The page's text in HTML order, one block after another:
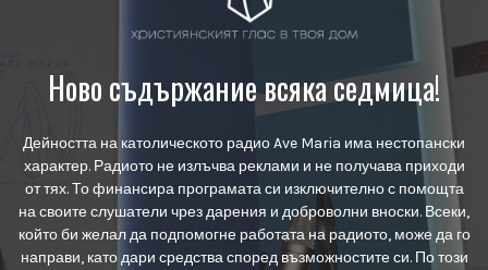
Ново съдържание всяка седмица!
Дейността на католическото радио Ave Maria има нестопански
характер. Радиото не излъчва реклами и не получава приходи
от тях. То финансира програмата си изключително с помощта
на своите слушатели чрез дарения и доброволни вноски. Всеки,
който би желал да подпомогне работата на радиото, може да го
направи, като дари средства според възможностите си. По този